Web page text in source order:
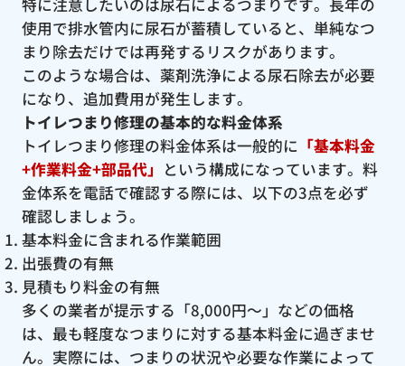
特に注意したいのは尿石によるつまりです。長年の
使用で排水管内に尿石が蓄積していると、単純なつ
まり除去だけでは再発するリスクがあります。
このような場合は、薬剤洗浄による尿石除去が必要
になり、追加費用が発生します。
トイレつまり修理の基本的な料金体系
トイレつまり修理の料金体系は一般的に 「基本料金
+作業料金+部品代」 という構成になっています。料
金体系を電話で確認する際には、以下の3点を必ず
確認しましょう。
基本料金に含まれる作業範囲
出張費の有無
見積もり料金の有無
多くの業者が提示する「8,000円〜」などの価格
は、最も軽度なつまりに対する基本料金に過ぎませ
ん。実際には、つまりの状況や必要な作業によって